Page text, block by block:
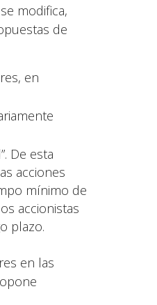
modifica,
de
en
De esta
acciones
mínimo de
accionistas
plazo.
en las